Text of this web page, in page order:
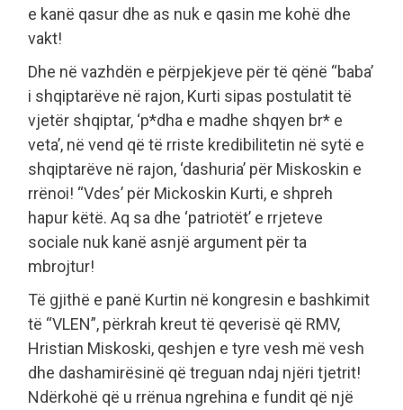
e kanë qasur dhe as nuk e qasin me kohë dhe
vakt!
Dhe në vazhdën e përpjekjeve për të qënë “baba’
i shqiptarëve në rajon, Kurti sipas postulatit të
vjetër shqiptar, ‘p*dha e madhe shqyen br* e
veta’, në vend që të rriste kredibilitetin në sytë e
shqiptarëve në rajon, ‘dashuria’ për Miskoskin e
rrënoi! “Vdes’ për Mickoskin Kurti, e shpreh
hapur këtë. Aq sa dhe ‘patriotët’ e rrjeteve
sociale nuk kanë asnjë argument për ta
mbrojtur!
Të gjithë e panë Kurtin në kongresin e bashkimit
të “VLEN”, përkrah kreut të qeverisë që RMV,
Hristian Miskoski, qeshjen e tyre vesh më vesh
dhe dashamirësinë që treguan ndaj njëri tjetrit!
Ndërkohë që u rrënua ngrehina e fundit që një